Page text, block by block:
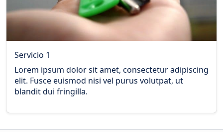
Servicio 1
Lorem ipsum dolor sit amet, consectetur adipiscing
elit. Fusce euismod nisi vel purus volutpat, ut
blandit dui fringilla.